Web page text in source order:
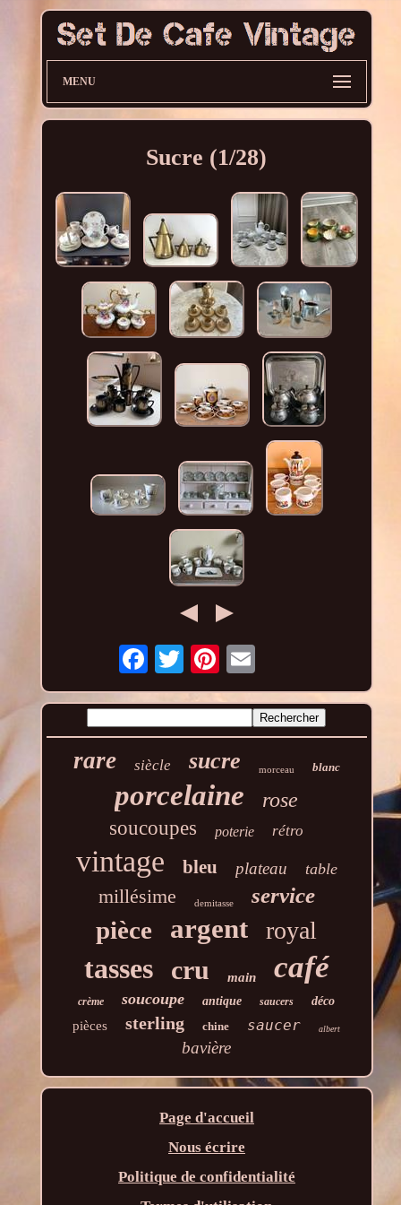
MENU
Sucre (1/28)
rare siècle sucre morceau blanc
porcelaine rose
soucoupes poterie rétro
vintage bleu plateau table
millésime demitasse service
pièce argent royal
tasses cru main café
crème soucoupe antique saucers déco
pièces sterling chine saucer albert
bavière
Page d'accueil
Nous écrire
Politique de confidentialité